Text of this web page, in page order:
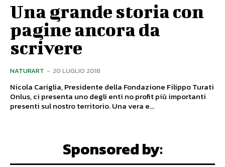
Una grande storia con
pagine ancora da
scrivere
NATURART - 20 LUGLIO 2018
Nicola Cariglia, Presidente della Fondazione Filippo Turati
Onlus, ci presenta uno degli enti no profit più importanti
presenti sul nostro territorio. Una vera e...
Sponsored by: